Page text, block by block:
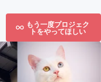
もう一度プロジェク
トをやってほしい